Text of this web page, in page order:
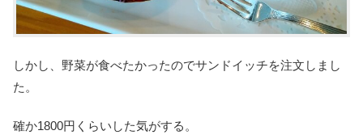
しかし、野菜が食べたかったのでサンドイッチを注文しまし
た。
確か1800円くらいした気がする。